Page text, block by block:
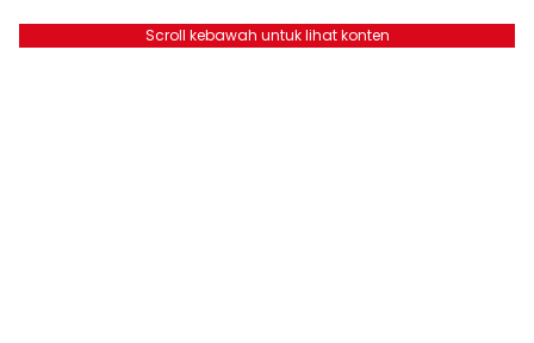
Scroll kebawah untuk lihat konten